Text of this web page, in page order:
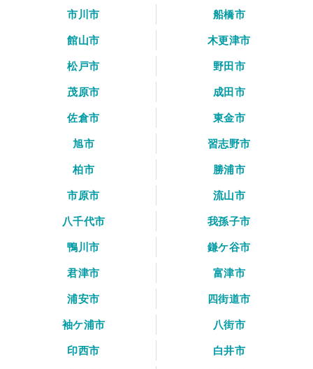
市川市
船橋市
館山市
木更津市
松戸市
野田市
茂原市
成田市
佐倉市
東金市
旭市
習志野市
柏市
勝浦市
市原市
流山市
八千代市
我孫子市
鴨川市
鎌ケ谷市
君津市
富津市
浦安市
四街道市
袖ケ浦市
八街市
印西市
白井市